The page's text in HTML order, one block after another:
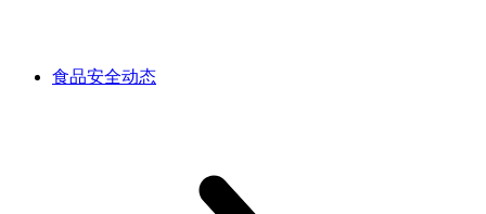
食品安全动态